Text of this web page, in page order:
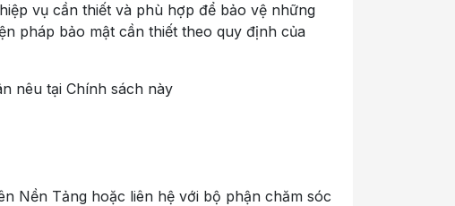
vụ cần thiết và phù hợp để bảo vệ những
pháp bảo mật cần thiết theo quy định của
nêu tại Chính sách này
Nền Tảng hoặc liên hệ với bộ phận chăm sóc